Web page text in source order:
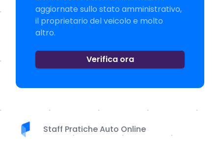
aggiornate sullo stato amministrativo,
il proprietario del veicolo e molto
altro.
Verifica ora
Staff Pratiche Auto Online